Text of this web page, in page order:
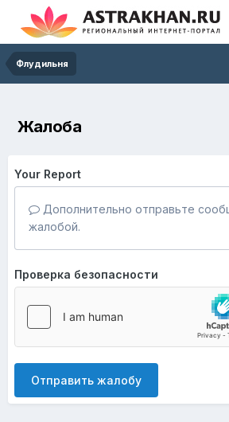
Флудильня
Жалоба
Your Report
Дополнительно отправьте
жалобой.
Проверка безопасности
Отправить жалобу